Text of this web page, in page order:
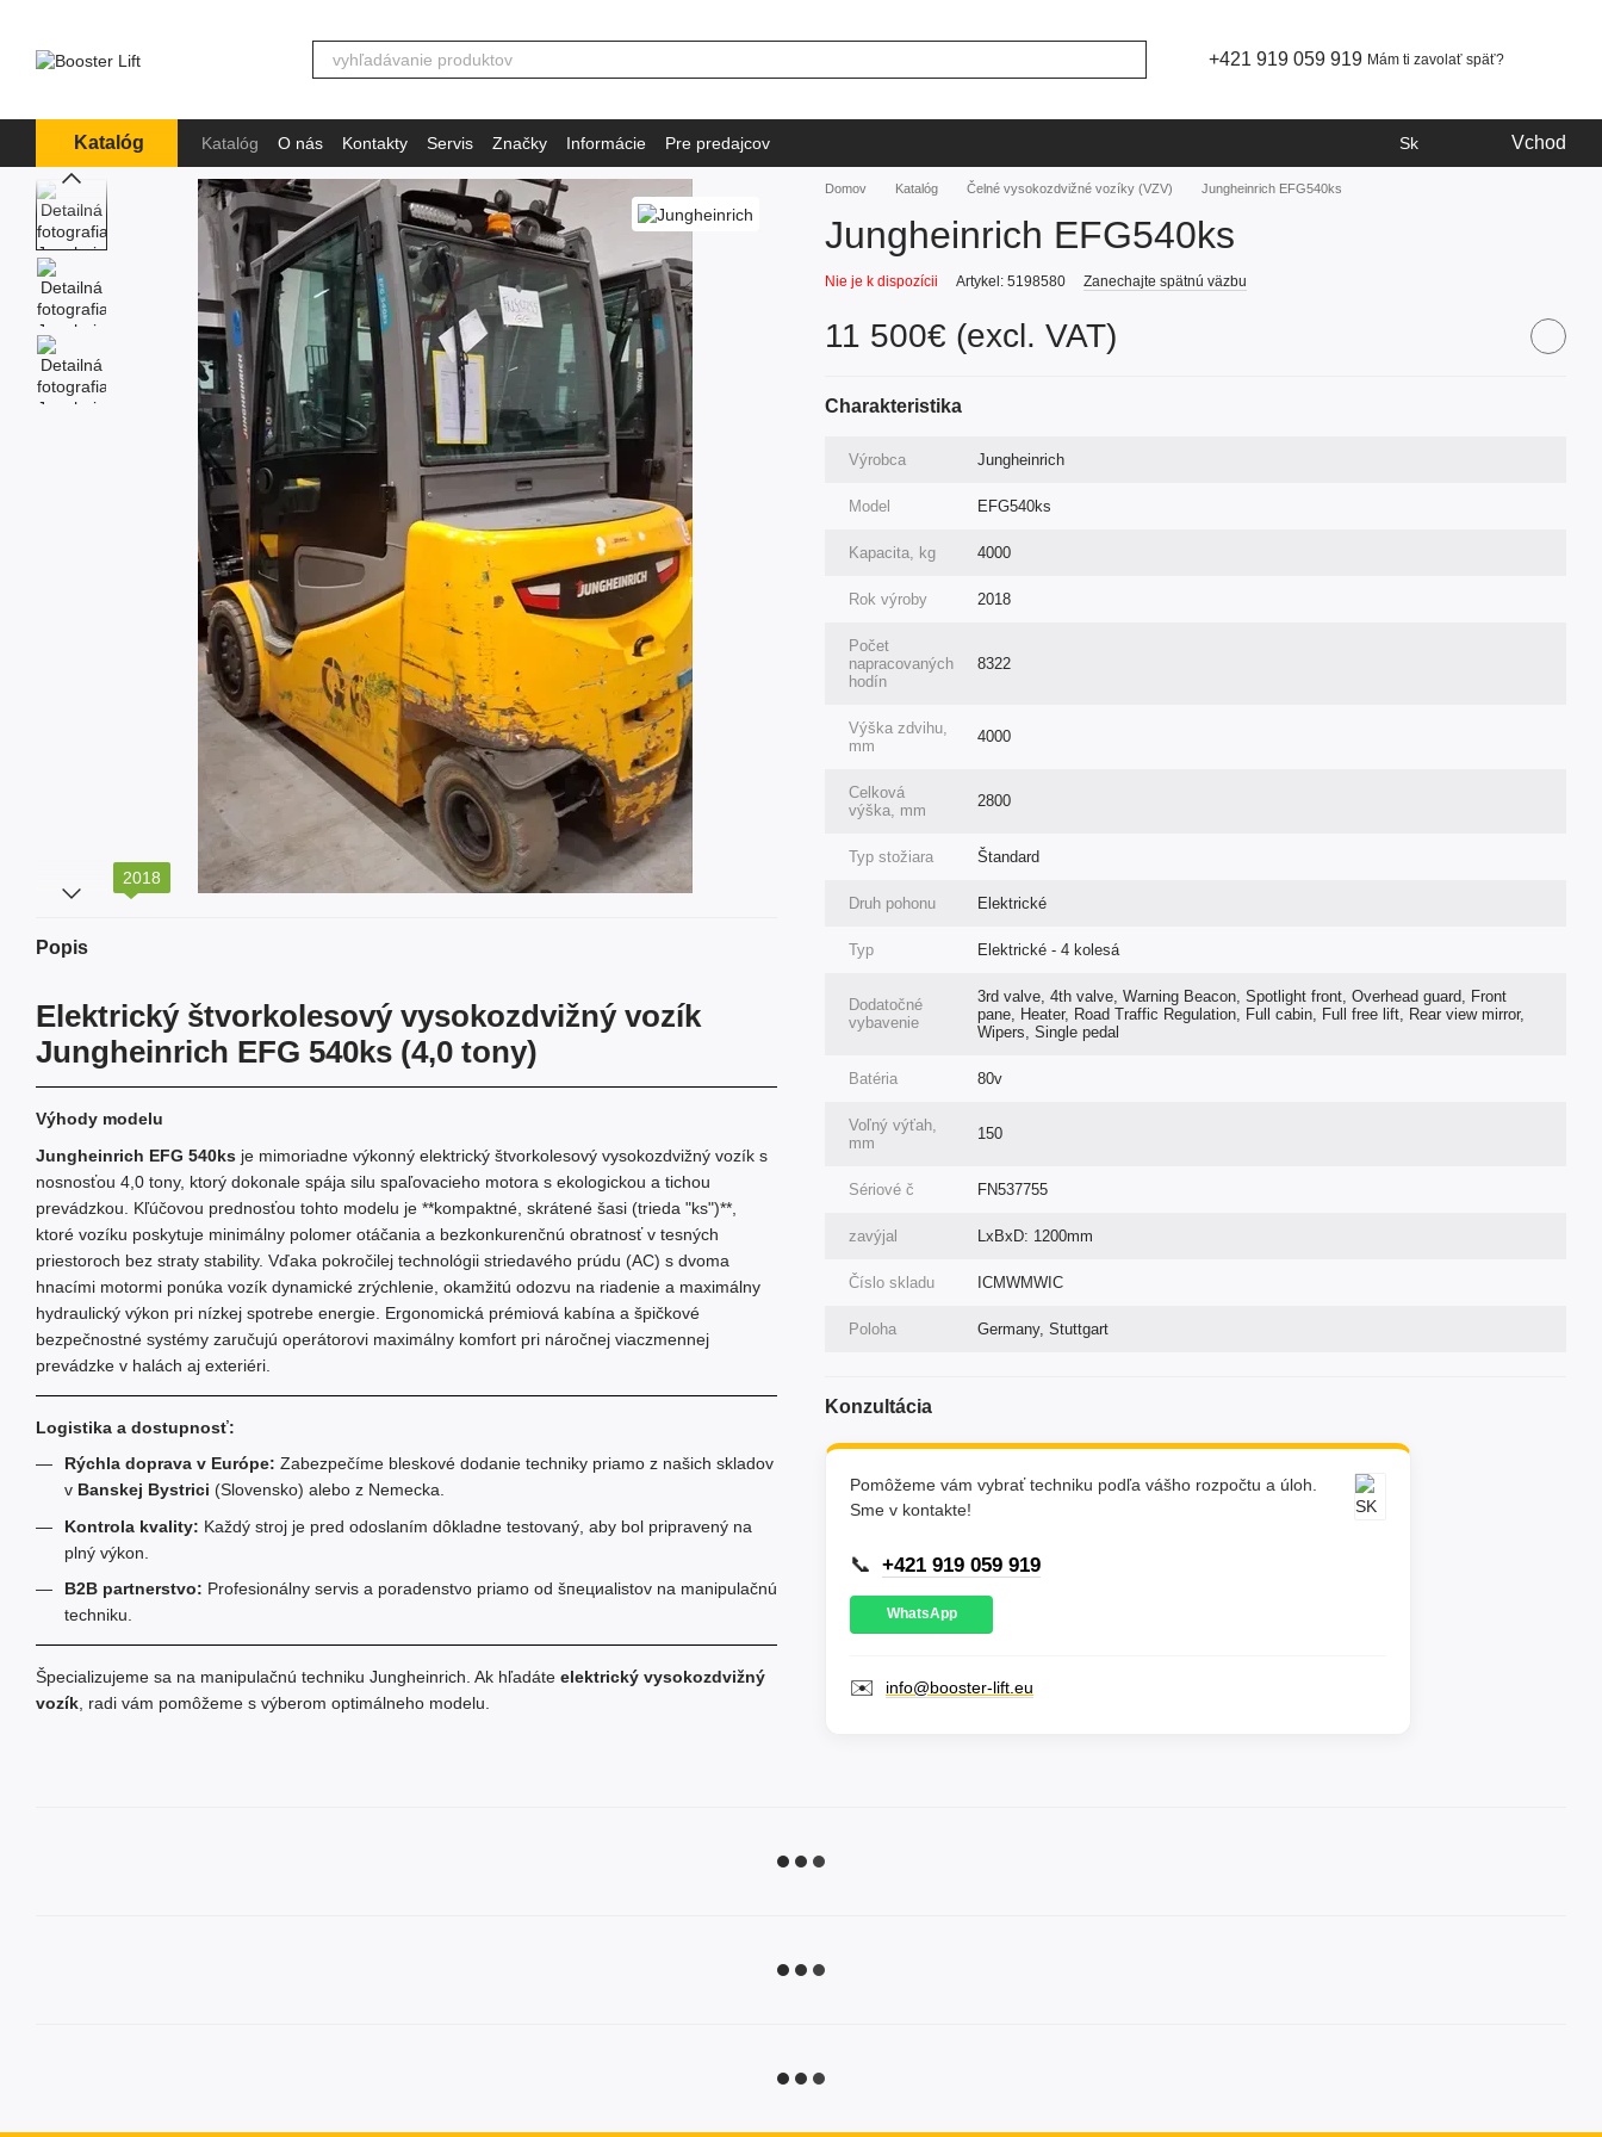
+421 919 059 919 Mám ti zavolať späť?
Katalóg Katalóg O nás Kontakty Servis Značky Informácie Pre predajcov Sk Vchod
2018
Popis
Elektrický štvorkolesový vysokozdvižný vozík
Jungheinrich EFG 540ks (4,0 tony)
Výhody modelu
Jungheinrich EFG 540ks je mimoriadne výkonný elektrický štvorkolesový vysokozdvižný vozík s
nosnosťou 4,0 tony, ktorý dokonale spája silu spaľovacieho motora s ekologickou a tichou
prevádzkou. Kľúčovou prednosťou tohto modelu je **kompaktné, skrátené šasi (trieda "ks")**,
ktoré vozíku poskytuje minimálny polomer otáčania a bezkonkurenčnú obratnosť v tesných
priestoroch bez straty stability. Vďaka pokročilej technológii striedavého prúdu (AC) s dvoma
hnacími motormi ponúka vozík dynamické zrýchlenie, okamžitú odozvu na riadenie a maximálny
hydraulický výkon pri nízkej spotrebe energie. Ergonomická prémiová kabína a špičkové
bezpečnostné systémy zaručujú operátorovi maximálny komfort pri náročnej viaczmennej
prevádzke v halách aj exteriéri.
Logistika a dostupnosť:
Rýchla doprava v Európe: Zabezpečíme bleskové dodanie techniky priamo z našich skladov
v Banskej Bystrici (Slovensko) alebo z Nemecka.
Kontrola kvality: Každý stroj je pred odoslaním dôkladne testovaný, aby bol pripravený na
plný výkon.
B2B partnerstvo: Profesionálny servis a poradenstvo priamo od šпециаlistov na manipulačnú
techniku.
Špecializujeme sa na manipulačnú techniku Jungheinrich. Ak hľadáte elektrický vysokozdvižný
vozík , radi vám pomôžeme s výberom optimálneho modelu.
Domov Katalóg Čelné vysokozdvižné vozíky (VZV) Jungheinrich EFG540ks
Jungheinrich EFG540ks
Nie je k dispozícii Artykel: 5198580 Zanechajte spätnú väzbu
11 500€ (excl. VAT)
Charakteristika
Výrobca Jungheinrich
Model EFG540ks
Kapacita, kg 4000
Rok výroby 2018
Počet
napracovaných
hodín
8322
Výška zdvihu,
mm
4000
Celková
výška, mm
2800
Typ stožiara Štandard
Druh pohonu Elektrické
Typ Elektrické - 4 kolesá
Dodatočné
vybavenie
3rd valve, 4th valve, Warning Beacon, Spotlight front, Overhead guard, Front
pane, Heater, Road Traffic Regulation, Full cabin, Full free lift, Rear view mirror,
Wipers, Single pedal
Batéria 80v
Voľný výťah,
mm
150
Sériové č FN537755
zavýjal LxBxD: 1200mm
Číslo skladu ICMWMWIC
Poloha Germany, Stuttgart
Konzultácia
Pomôžeme vám vybrať techniku podľa vášho rozpočtu a úloh.
Sme v kontakte!
📞 +421 919 059 919
WhatsApp
✉️ info@booster-lift.eu